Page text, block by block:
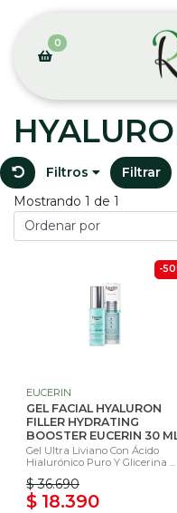
0
Filtros
Filtrar
Mostrando 1 de 1
-
EUCERIN
GEL FACIAL HYALURON
FILLER HYDRATING
BOOSTER EUCERIN 30
Gel Ultra Liviano Con Ácido
Hialurónico Puro Y Glicerina ...
$ 36.690
$ 18.390